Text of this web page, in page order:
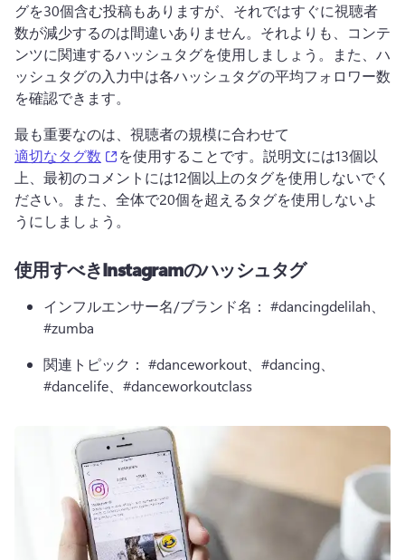
グを30個含む投稿もありますが、それではすぐに視聴者
数が減少するのは間違いありません。それよりも、コンテ
ンツに関連するハッシュタグを使用しましょう。また、ハ
ッシュタグの入力中は各ハッシュタグの平均フォロワー数
を確認できます。
最も重要なのは、視聴者の規模に合わせて
適切なタグ数
(opens in a new tab)
を使用することです。説明文には13個以
上、最初のコメントには12個以上のタグを使用しないでく
ださい。また、全体で20個を超えるタグを使用しないよ
うにしましょう。
使用すべきInstagramのハッシュタグ
インフルエンサー名/ブランド名： #dancingdelilah、
#zumba
関連トピック： #danceworkout、#dancing、
#dancelife、#danceworkoutclass